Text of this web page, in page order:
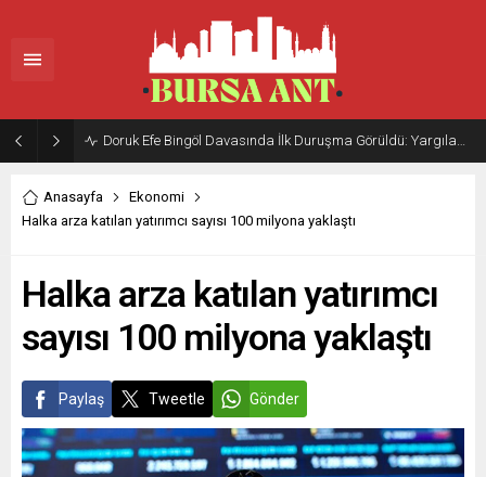
Doruk Efe Bingöl Davasında İlk Duruşma Görüldü: Yargılama 20 Ekim 2026’ya Ertelendi
Anasayfa
Ekonomi
Halka arza katılan yatırımcı sayısı 100 milyona yaklaştı
Halka arza katılan yatırımcı
sayısı 100 milyona yaklaştı
Paylaş Tweetle Gönder